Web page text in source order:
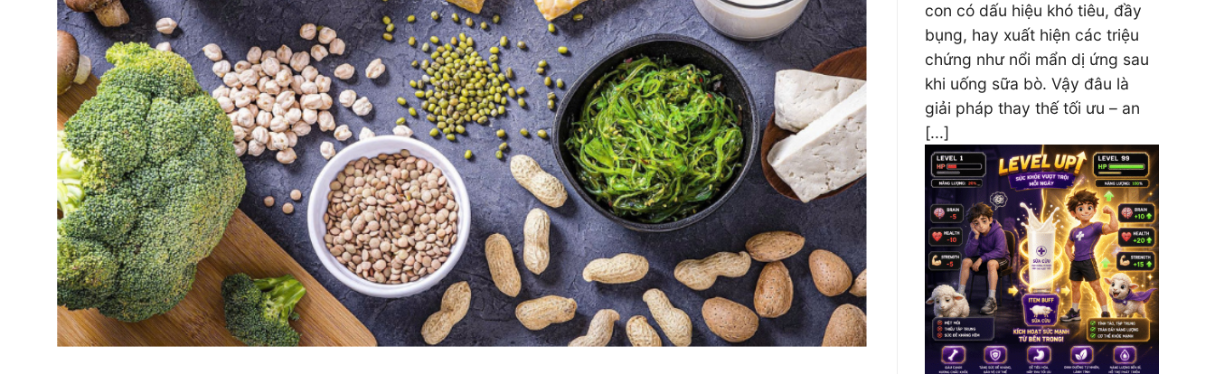
con có dấu hiệu khó tiêu, đầy
bụng, hay xuất hiện các triệu
chứng như nổi mẩn dị ứng sau
khi uống sữa bò. Vậy đâu là
giải pháp thay thế tối ưu – an
[...]